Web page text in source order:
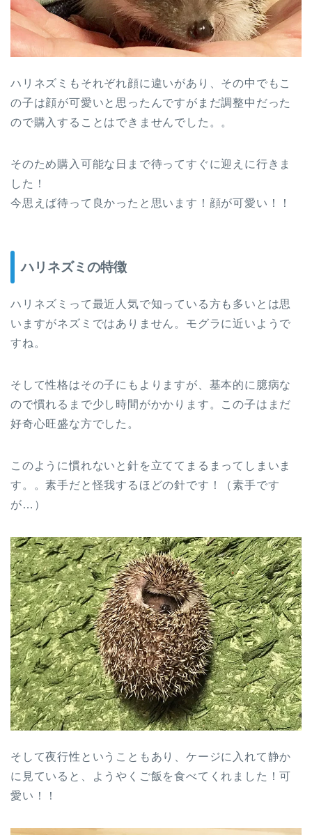
ハリネズミもそれぞれ顔に違いがあり、その中でもこ
の子は顔が可愛いと思ったんですがまだ調整中だった
ので購入することはできませんでした。。
そのため購入可能な日まで待ってすぐに迎えに行きま
した！
今思えば待って良かったと思います！顔が可愛い！！
ハリネズミの特徴
ハリネズミって最近人気で知っている方も多いとは思
いますがネズミではありません。モグラに近いようで
すね。
そして性格はその子にもよりますが、基本的に臆病な
ので慣れるまで少し時間がかかります。この子はまだ
好奇心旺盛な方でした。
このように慣れないと針を立ててまるまってしまいま
す。。素手だと怪我するほどの針です！（素手です
が…）
そして夜行性ということもあり、ケージに入れて静か
に見ていると、ようやくご飯を食べてくれました！可
愛い！！